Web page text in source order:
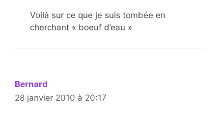
Voilà sur ce que je suis tombée en
cherchant « boeuf d’eau »
Bernard
28 janvier 2010 à 20:17